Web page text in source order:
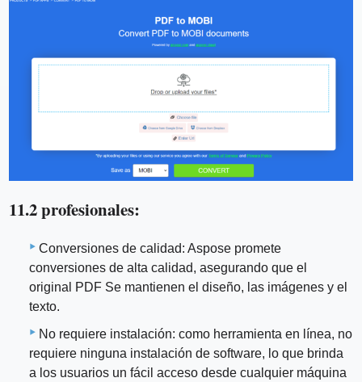
11.2 profesionales:
Conversiones de calidad: Aspose promete
conversiones de alta calidad, asegurando que el
original PDF Se mantienen el diseño, las imágenes y el
texto.
No requiere instalación: como herramienta en línea, no
requiere ninguna instalación de software, lo que brinda
a los usuarios un fácil acceso desde cualquier máquina